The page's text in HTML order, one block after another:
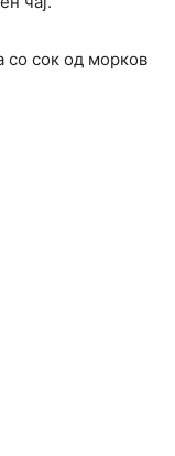
со сок од морков